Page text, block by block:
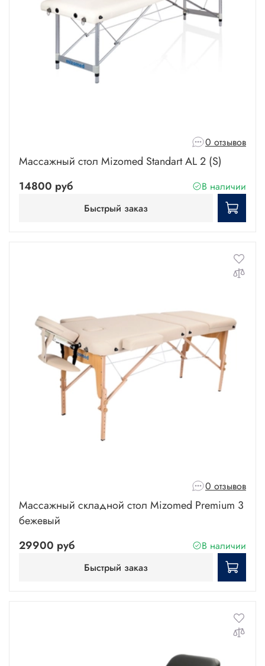
0 отзывов
Массажный стол Mizomed Standart AL 2 (S)
14800 руб
В наличии
Быстрый заказ
0 отзывов
Массажный складной стол Mizomed Premium 3
бежевый
29900 руб
В наличии
Быстрый заказ